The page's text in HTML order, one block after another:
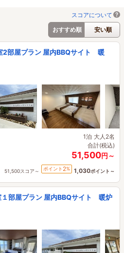
スコアについて
おすすめ順
安い順
2部屋プラン 屋内BBQサイト 暖
1泊 大人2名
合計(税込)
51,500円～
51,500スコア～ ポイント 2% 1,030ポイント～
１部屋プラン 屋内BBQサイト 暖炉